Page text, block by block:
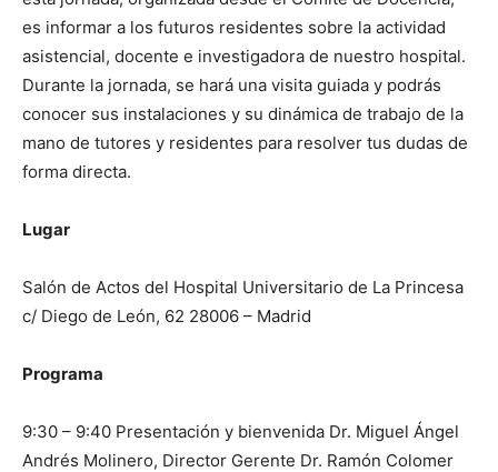
es informar a los futuros residentes sobre la actividad
asistencial, docente e investigadora de nuestro hospital.
Durante la jornada, se hará una visita guiada y podrás
conocer sus instalaciones y su dinámica de trabajo de la
mano de tutores y residentes para resolver tus dudas de
forma directa.
Lugar
Salón de Actos del Hospital Universitario de La Princesa
c/ Diego de León, 62 28006 – Madrid
Programa
9:30 – 9:40 Presentación y bienvenida Dr. Miguel Ángel
Andrés Molinero, Director Gerente Dr. Ramón Colomer